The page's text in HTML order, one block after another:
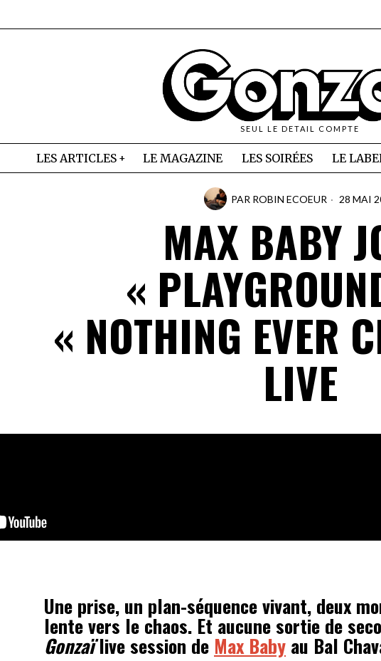
SEUL LE DETAIL COMPTE
LES ARTICLES LE MAGAZINE LES SOIRÉES LE
PAR ROBIN ECOEUR 28 MAI
MAX BABY
«
« NOTHING EVER
LIVE
Une prise, un plan-séquence vivant, deux
lente vers le chaos. Et aucune sortie de
Gonzaïlive session de Max Baby au Bal